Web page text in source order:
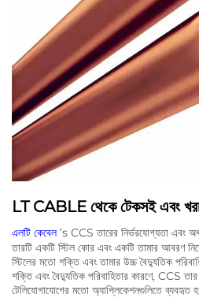
LT CABLE থেকে টেকসই এবং
এলটি কেবেল ’s CCS তারের নির্ভরযোগ্যতা এবং
তারটি একটি স্টিল কোর এবং একটি তামার আবরণ
স্টিলের মতো শক্তি এবং তামার উচ্চ বৈদ্যুতিক
শক্তি এবং বৈদ্যুতিক পরিবাহিতার কারণে, CCS
টেলিযোগাযোগের মতো অ্যাপ্লিকেশনগুলিতে ব্যবহৃত